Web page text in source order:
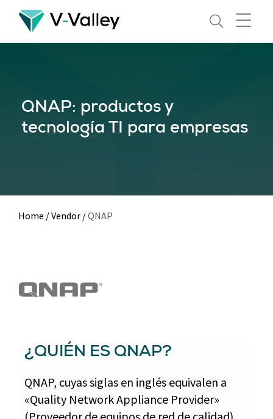
Skip
main
QNAP: productos y
tecnología TI para empresas
Home /Vendor /QNAP
¿QUIÉN ES QNAP?
QNAP, cuyas siglas en inglés equivalen a
«Quality Network Appliance Provider»